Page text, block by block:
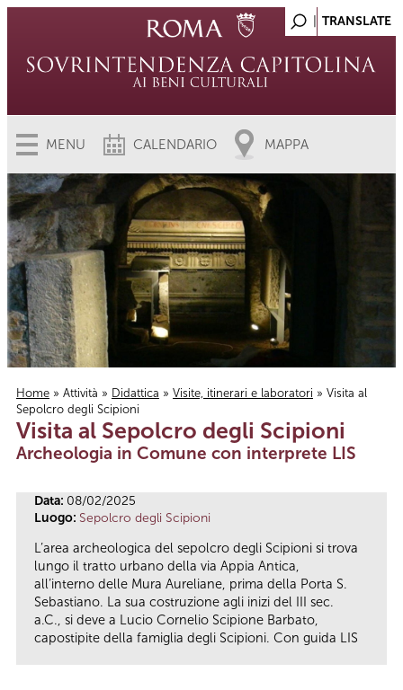
MENU CALENDARIO MAPPA
Tu sei qui
Home » Attività » Didattica » Visite, itinerari e laboratori » Visita al
Sepolcro degli Scipioni
Visita al Sepolcro degli Scipioni
Archeologia in Comune con interprete LIS
Data: 08/02/2025
Luogo: Sepolcro degli Scipioni
L’area archeologica del sepolcro degli Scipioni si trova
lungo il tratto urbano della via Appia Antica,
all’interno delle Mura Aureliane, prima della Porta S.
Sebastiano. La sua costruzione agli inizi del III sec.
a.C., si deve a Lucio Cornelio Scipione Barbato,
capostipite della famiglia degli Scipioni. Con guida LIS